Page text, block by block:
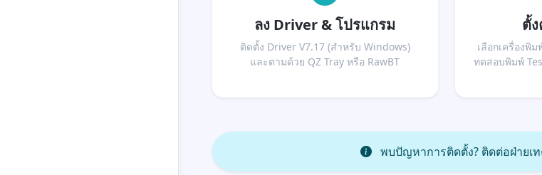
ลง Driver & โปรแกรม
ติดตั้ง Driver V7.17 (สำหรับ Windows)
และตามด้วย QZ Tray หรือ RawBT
ตั้
เลือกเครื่องพิม
ทดสอบพิมพ์
พบปัญหาการติดตั้ง? ติดต่อฝ่ายเ